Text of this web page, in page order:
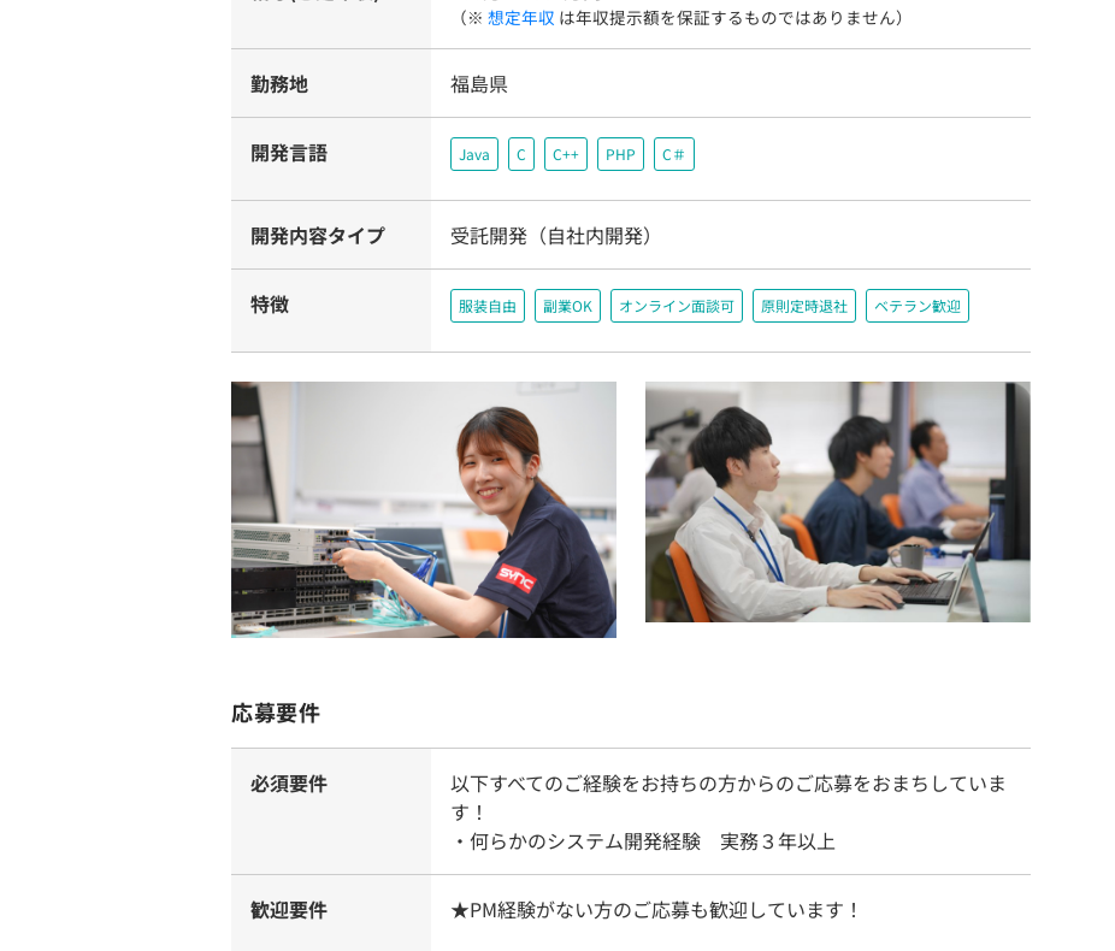
（※ 想定年収 は年収提示額を保証するものではありません）
勤務地 福島県
開発言語 Java C C++ PHP C＃
開発内容タイプ 受託開発（自社内開発）
特徴 服装自由 副業OK オンライン面談可 原則定時退社 ベテラン歓迎
応募要件
必須要件
以下すべてのご経験をお持ちの方からのご応募をおまちしていま
す！
・何らかのシステム開発経験 実務３年以上
歓迎要件
★PM経験がない方のご応募も歓迎しています！